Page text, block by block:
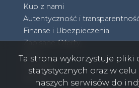
Kup z nami
Autentyczność i
Finanse i Ubezpieczenia
Zapisane Oferty
Blog
Kontakt
RODO
Ta strona wykorzystuje pliki
statystycznych oraz w
naszych serwisów do